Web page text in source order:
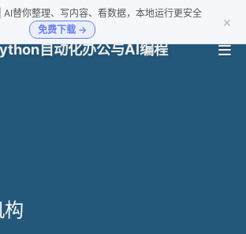
替你整理、写内容、看数据，本地运行更安全
免费下载 →
×
自动化办公与AI编程